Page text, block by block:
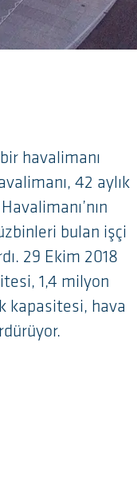
havalimanı
42 aylık
bulan işçi
29 Ekim 2018
1,4 milyon
kapasitesi, hava